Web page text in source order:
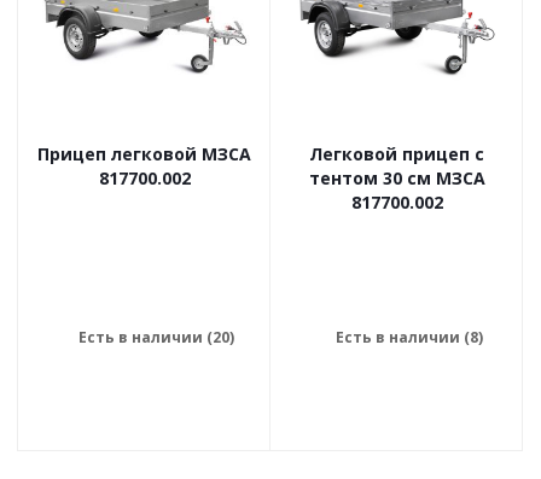
Прицеп легковой МЗСА
817700.002
Есть в наличии (20)
Легковой прицеп с
тентом 30 см МЗСА
817700.002
Есть в наличии (8)